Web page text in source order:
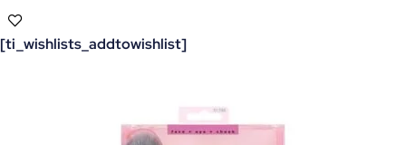
[ti_wishlists_addtowishlist]